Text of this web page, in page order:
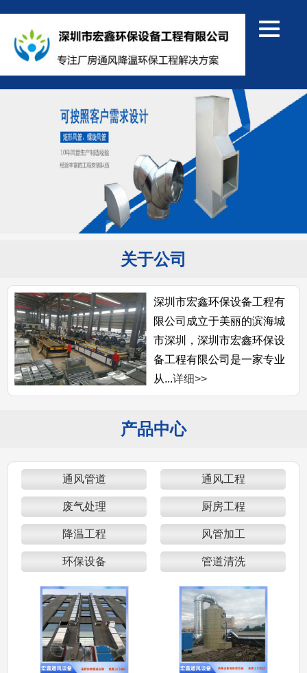
关于公司
深圳市宏鑫环保设备工程有
限公司成立于美丽的滨海城
市深圳，深圳市宏鑫环保设
备工程有限公司是一家专业
从...详细>>
产品中心
通风管道 通风工程
废气处理 厨房工程
降温工程 风管加工
环保设备 管道清洗